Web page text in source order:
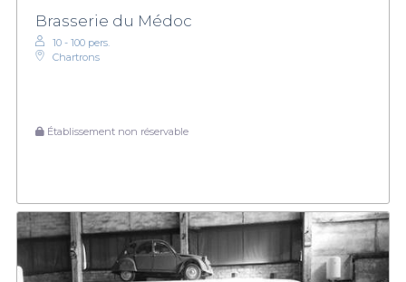
Brasserie du Médoc
10 - 100 pers.
Chartrons
Établissement non réservable